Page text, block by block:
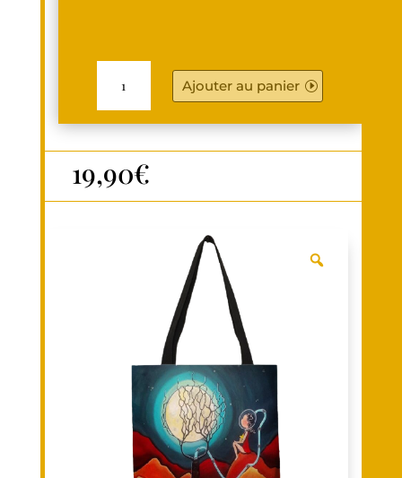
QUANTITÉ
TOTE
BAG
Ajouter au panier
19,90€